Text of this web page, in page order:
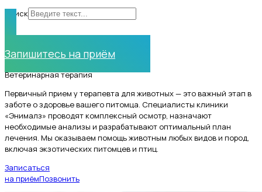
Поиск
Запишитесь на приём
Ветеринарная терапия
Первичный прием у терапевта для животных — это важный этап в
заботе о здоровье вашего питомца. Специалисты клиники
«Энималз» проводят комплексный осмотр, назначают
необходимые анализы и разрабатывают оптимальный план
лечения. Мы оказываем помощь животным любых видов и пород,
включая экзотических питомцев и птиц.
Записаться
на приёмПозвонить